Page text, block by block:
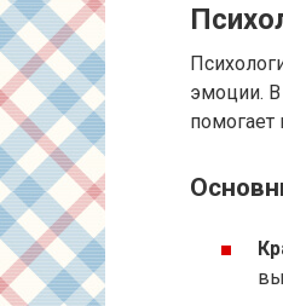
эмоции. В
помогает